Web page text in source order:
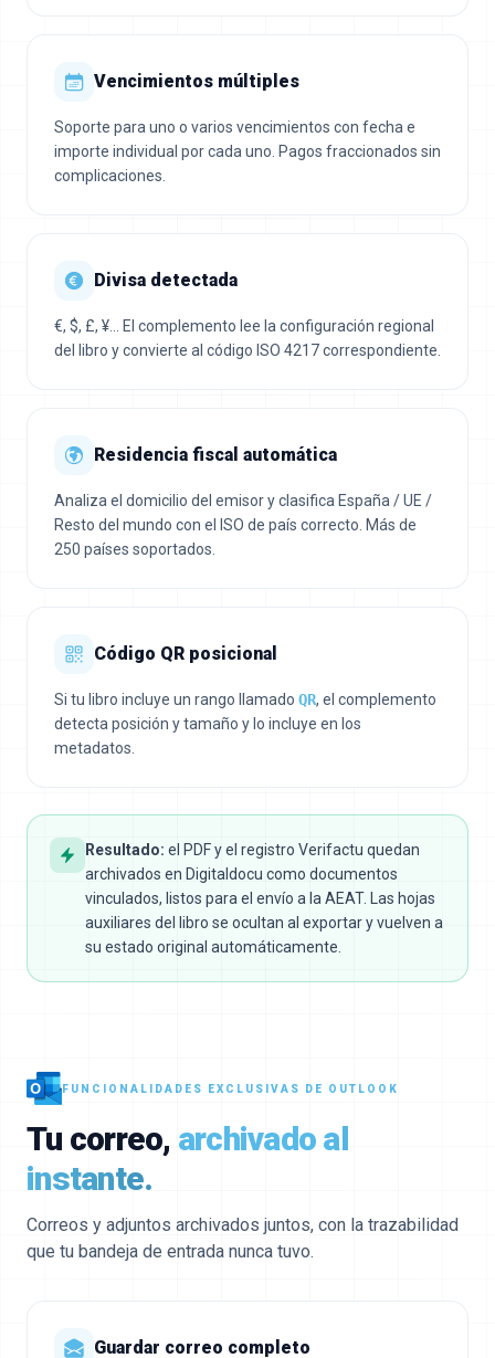
Vencimientos múltiples
Soporte para uno o varios vencimientos con fecha e
importe individual por cada uno. Pagos fraccionados sin
complicaciones.
Divisa detectada
€, $, £, ¥… El complemento lee la configuración regional
del libro y convierte al código ISO 4217 correspondiente.
Residencia fiscal automática
Analiza el domicilio del emisor y clasifica España / UE /
Resto del mundo con el ISO de país correcto. Más de
250 países soportados.
Código QR posicional
Si tu libro incluye un rango llamado QR, el complemento
detecta posición y tamaño y lo incluye en los
metadatos.
Resultado: el PDF y el registro Verifactu quedan
archivados en Digitaldocu como documentos
vinculados, listos para el envío a la AEAT. Las hojas
auxiliares del libro se ocultan al exportar y vuelven a
su estado original automáticamente.
FUNCIONALIDADES EXCLUSIVAS DE OUTLOOK
Tu correo, archivado al
instante.
Correos y adjuntos archivados juntos, con la trazabilidad
que tu bandeja de entrada nunca tuvo.
Guardar correo completo